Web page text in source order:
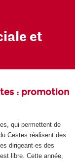
et
: promotion
qui permettent de
Cestes réalisent des
dirigeant·es des
libre. Cette année,